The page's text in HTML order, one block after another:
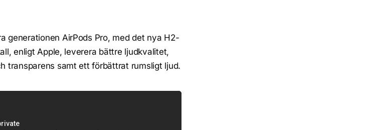
generationen AirPods Pro, med det nya H2-
enligt Apple, leverera bättre ljudkvalitet,
transparens samt ett förbättrat rumsligt ljud.